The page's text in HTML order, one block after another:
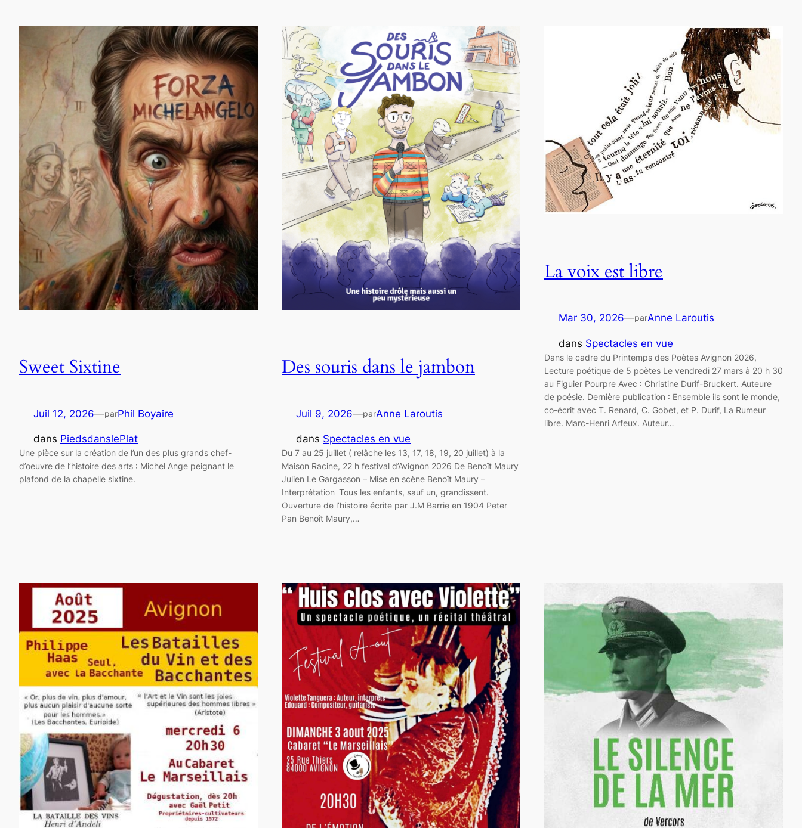
Sweet Sixtine
Juil 12, 2026—parPhil Boyaire
dans PiedsdanslePlat
Une pièce sur la création de l’un des plus grands chef-
d’oeuvre de l’histoire des arts : Michel Ange peignant le
plafond de la chapelle sixtine.
Des souris dans le jambon
Juil 9, 2026—parAnne Laroutis
dans Spectacles en vue
Du 7 au 25 juillet ( relâche les 13, 17, 18, 19, 20 juillet) à la
Maison Racine, 22 h festival d’Avignon 2026 De Benoît Maury
Julien Le Gargasson – Mise en scène Benoît Maury –
Interprétation Tous les enfants, sauf un, grandissent.
Ouverture de l’histoire écrite par J.M Barrie en 1904 Peter
Pan Benoît Maury,…
La voix est libre
Mar 30, 2026—parAnne Laroutis
dans Spectacles en vue
Dans le cadre du Printemps des Poètes Avignon 2026,
Lecture poétique de 5 poètes Le vendredi 27 mars à 20 h 30
au Figuier Pourpre Avec : Christine Durif-Bruckert. Auteure
de poésie. Dernière publication : Ensemble ils sont le monde,
co-écrit avec T. Renard, C. Gobet, et P. Durif, La Rumeur
libre. Marc-Henri Arfeux. Auteur…